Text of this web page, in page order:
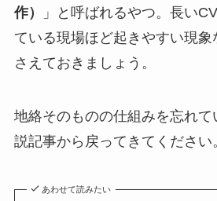
作）
」と呼ばれるやつ。長い
ている現場ほど起きやすい現
さえておきましょう。
地絡そのものの仕組みを忘れ
説記事から戻ってきてください
あわせて読みたい